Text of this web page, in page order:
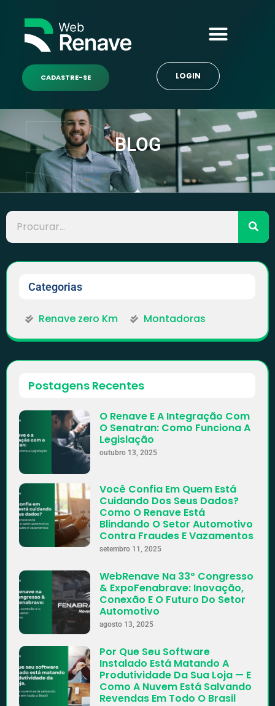
CADASTRE-SE LOGIN
BLOG
Categorias
Renave zero Km Montadoras
Postagens Recentes
O Renave E A Integração Com
O Senatran: Como Funciona A
Legislação
outubro 13, 2025
Você Confia Em Quem Está
Cuidando Dos Seus Dados?
Como O Renave Está
Blindando O Setor Automotivo
Contra Fraudes E Vazamentos
setembro 11, 2025
WebRenave Na 33º Congresso
& ExpoFenabrave: Inovação,
Conexão E O Futuro Do Setor
Automotivo
agosto 13, 2025
Por Que Seu Software
Instalado Está Matando A
Produtividade Da Sua Loja — E
Como A Nuvem Está Salvando
Revendas Em Todo O Brasil